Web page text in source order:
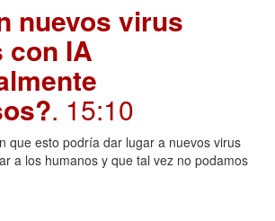
nuevos virus
con IA
. 15:10
que esto podría dar lugar a nuevos virus
a los humanos y que tal vez no podamos